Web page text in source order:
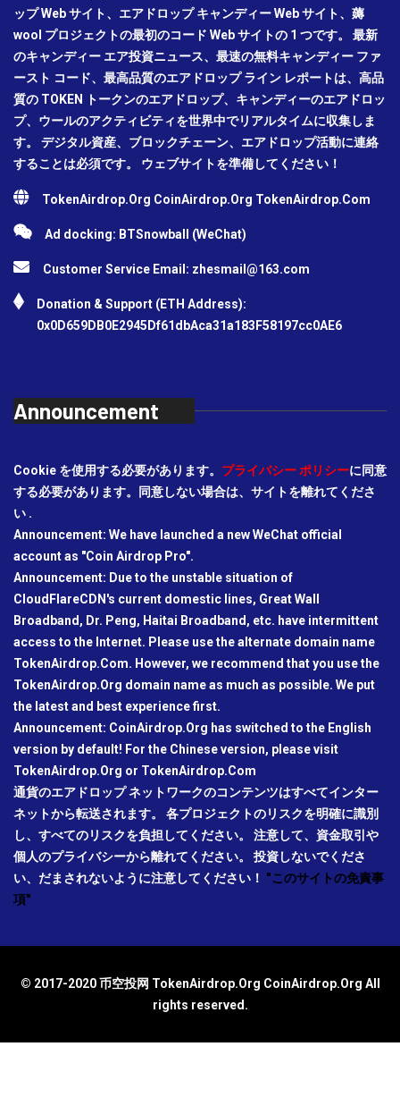
ップ Web サイト、エアドロップ キャンディー Web サイト、薅
wool プロジェクトの最初のコード Web サイトの 1 つです。 最新
のキャンディー エア投資ニュース、最速の無料キャンディー ファ
ースト コード、最高品質のエアドロップ ライン レポートは、高品
質の TOKEN トークンのエアドロップ、キャンディーのエアドロッ
プ、ウールのアクティビティを世界中でリアルタイムに収集しま
す。 デジタル資産、ブロックチェーン、エアドロップ活動に連絡
することは必須です。 ウェブサイトを準備してください！
TokenAirdrop.Org CoinAirdrop.Org TokenAirdrop.Com
Ad docking: BTSnowball (WeChat)
Customer Service Email: zhesmail@163.com
Donation & Support (ETH Address):
0x0D659DB0E2945Df61dbAca31a183F58197cc0AE6
Announcement
Cookie を使用する必要があります。 プライバシー ポリシーに同意
する必要があります。同意しない場合は、サイトを離れてくださ
い .
Announcement: We have launched a new WeChat official
account as "Coin Airdrop Pro".
Announcement: Due to the unstable situation of
CloudFlareCDN's current domestic lines, Great Wall
Broadband, Dr. Peng, Haitai Broadband, etc. have intermittent
access to the Internet. Please use the alternate domain name
TokenAirdrop.Com. However, we recommend that you use the
TokenAirdrop.Org domain name as much as possible. We put
the latest and best experience first.
Announcement: CoinAirdrop.Org has switched to the English
version by default! For the Chinese version, please visit
TokenAirdrop.Org or TokenAirdrop.Com
通貨のエアドロップ ネットワークのコンテンツはすべてインター
ネットから転送されます。 各プロジェクトのリスクを明確に識別
し、すべてのリスクを負担してください。 注意して、資金取引や
個人のプライバシーから離れてください。 投資しないでくださ
い、だまされないように注意してください！ "このサイトの免責事
項"
© 2017-2020 币空投网 TokenAirdrop.Org CoinAirdrop.Org All
rights reserved.